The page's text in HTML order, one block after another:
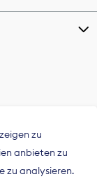
zu
anbieten zu
zu analysieren.